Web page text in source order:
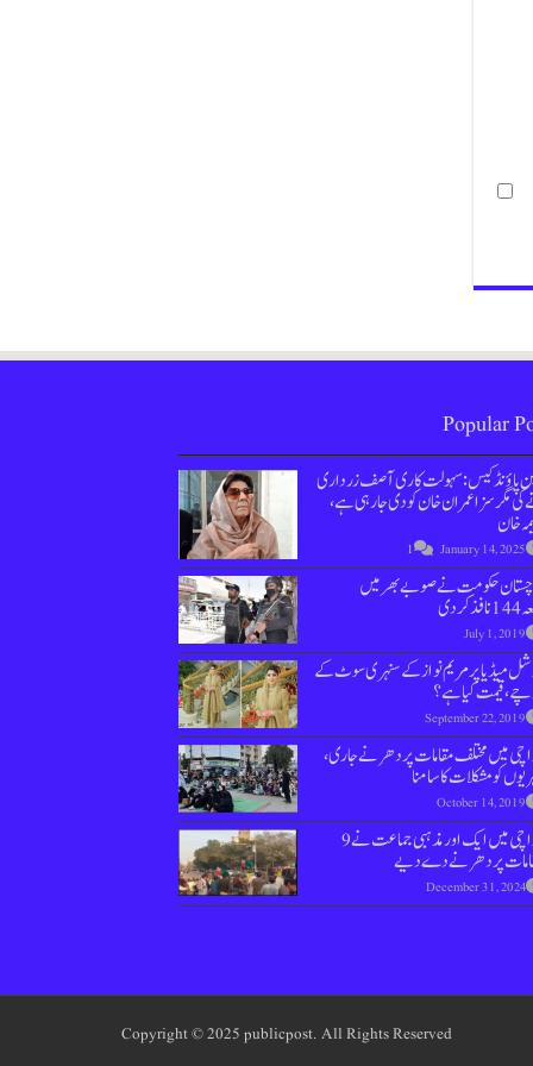
Popular
پاؤنڈ کیس : سہولت کاری آصف زرداری
مگر سزا عمران خان کو دی جارہی ہے،
خان
January 14, 2025
1
حکومت نے صوبے بھر میں
کردی
July 1, 2019
میڈیا پر مریم نواز کے سنہری سوٹ کے
قیمت کیا ہے؟
September 22, 2019
میں مختلف مقامات پر دھرنے جاری،
کو مشکلات کا سامنا
October 14, 2019
کراچی میں ایک اور مذہبی جماعت نے 9
پر دھرنے دے دیے
December 31, 2024
Copyright © 2025 publicpost. All Rights Reserved